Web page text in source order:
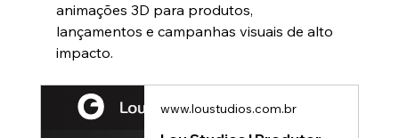
animações 3D para produtos,
lançamentos e campanhas visuais de alto
impacto.
www.loustudios.com.br